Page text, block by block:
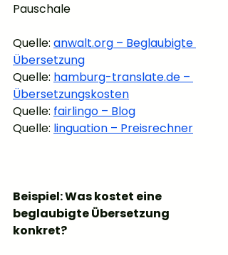
Pauschale
Quelle: anwalt.org – Beglaubigte
Übersetzung
Quelle: hamburg-translate.de –
Übersetzungskosten
Quelle: fairlingo – Blog
Quelle: linguation – Preisrechner
Beispiel: Was kostet eine
beglaubigte Übersetzung
konkret?